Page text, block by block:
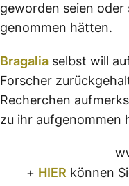
geworden seien oder
genommen hätten.
Bragalia selbst will
Forscher
Recherchen
zu ihr aufgenommen
+ HIER können